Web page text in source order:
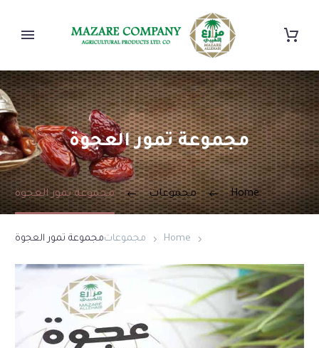
مجموعة تمور العجوة
Home مجموعات مجموعة تمور العجوة
Home مجموعاتمجموعة تمور العجوة